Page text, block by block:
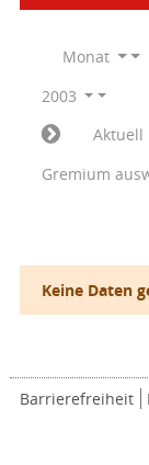
Monat
2003
Aktuell
Gremium
Keine Daten
Barrierefreiheit